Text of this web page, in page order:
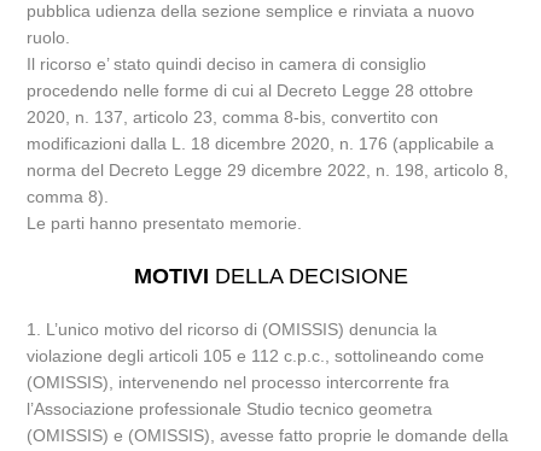
pubblica udienza della sezione semplice e rinviata a nuovo
ruolo.
Il ricorso e’ stato quindi deciso in camera di consiglio
procedendo nelle forme di cui al Decreto Legge 28 ottobre
2020, n. 137, articolo 23, comma 8-bis, convertito con
modificazioni dalla L. 18 dicembre 2020, n. 176 (applicabile a
norma del Decreto Legge 29 dicembre 2022, n. 198, articolo 8,
comma 8).
Le parti hanno presentato memorie.
MOTIVI DELLA DECISIONE
1. L’unico motivo del ricorso di (OMISSIS) denuncia la
violazione degli articoli 105 e 112 c.p.c., sottolineando come
(OMISSIS), intervenendo nel processo intercorrente fra
l’Associazione professionale Studio tecnico geometra
(OMISSIS) e (OMISSIS), avesse fatto proprie le domande della